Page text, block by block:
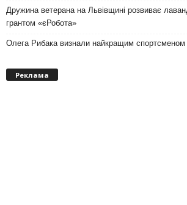
Дружина ветерана на Львівщині розвиває
грантом «єРобота»
Олега Рибака визнали найкращим спортсменом
Реклама